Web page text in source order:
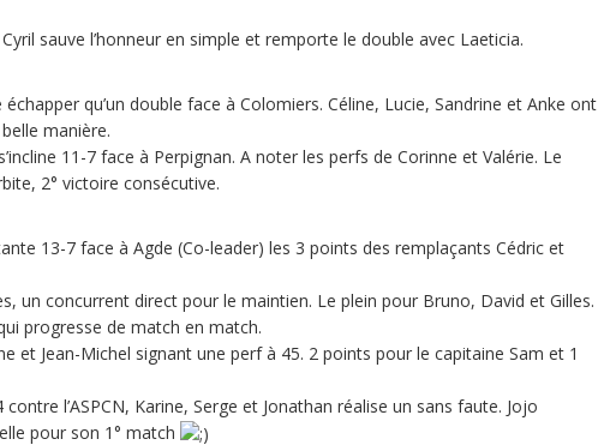
sauve l’honneur en simple et remporte le double avec Laeticia.
échapper qu’un double face à Colomiers. Céline, Lucie, Sandrine et Anke ont
manière.
11-7 face à Perpignan. A noter les perfs de Corinne et Valérie. Le
2° victoire consécutive.
13-7 face à Agde (Co-leader) les 3 points des remplaçants Cédric et
un concurrent direct pour le maintien. Le plein pour Bruno, David et Gilles.
progresse de match en match.
et Jean-Michel signant une perf à 45. 2 points pour le capitaine Sam et 1
l’ASPCN, Karine, Serge et Jonathan réalise un sans faute. Jojo
pour son 1° match